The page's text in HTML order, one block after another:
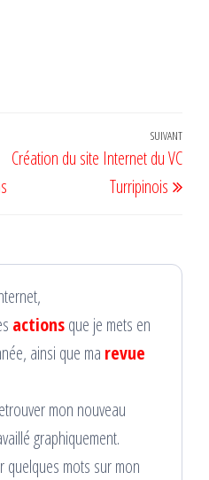
SUIVANT
Création du site Internet du VC
Turripinois
actionsque je mets en
ainsi que ma revue
mon nouveau
graphiquement.
quelques mots sur mon